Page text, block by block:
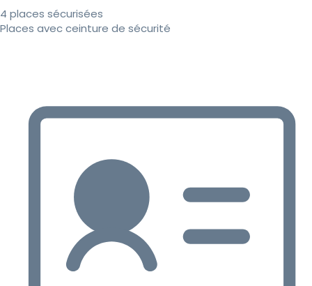
4 places sécurisées
Places avec ceinture de sécurité